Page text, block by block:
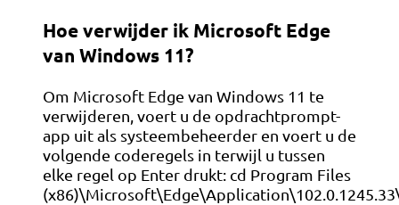
Hoe verwijder ik Microsoft Edge
van Windows 11?
Om Microsoft Edge van Windows 11 te
verwijderen, voert u de opdrachtprompt-
app uit als systeembeheerder en voert u de
volgende coderegels in terwijl u tussen
elke regel op Enter drukt: cd Program Files